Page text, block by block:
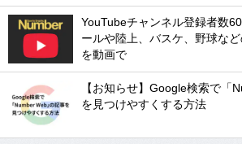
YouTubeチャンネル登録者数
ールや陸上、バスケ、野球な
を動画で
【お知らせ】Google検索で「
を見つけやすくする方法